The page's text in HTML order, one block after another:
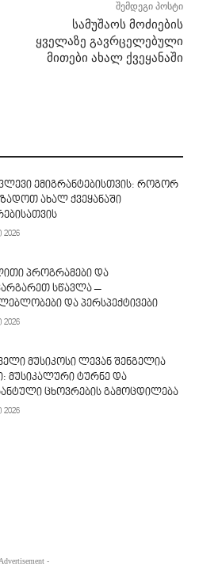
შემდეგი პოსტი
სამუშაოს მოძიების
ყველაზე გავრცელებული
მითები ახალ ქვეყანაში
ემიგრანტებისთვის: როგორ
ახალ ქვეყანაში
2026
პროგრამები და
სწავლა –
და პერსპექტივები
2026
მუსიკოსი ლევან შენგელია
მუსიკალური ტურნე და
ცხოვრების გამოცდილება
2026
-